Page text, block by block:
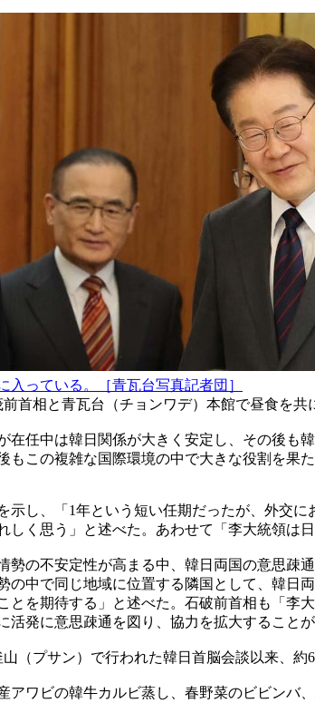
っている。［青瓦台写真記者団］
首相と青瓦台（チョンワデ）本館で昼食を
在任中は韓日関係が大きく安定し、その後
この複雑な国際環境の中で大きな役割を果
示し、「1年という短い任期だったが、外交
く思う」と述べた。あわせて「李大統領は
勢の不安定性が高まる中、韓日両国の意思
の中で同じ地域に位置する隣国として、韓
とを期待する」と述べた。石破前首相も「
発に意思疎通を図り、協力を拡大すること
（プサン）で行われた韓日首脳会談以来、
アワビの韓牛カルビ蒸し、春野菜のビビン